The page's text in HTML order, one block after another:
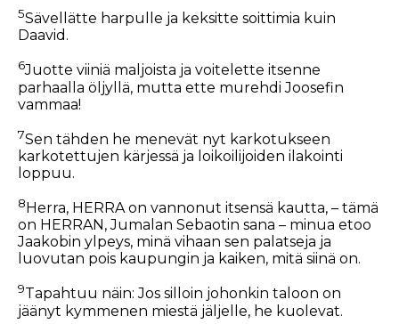
5Sävellätte harpulle ja keksitte soittimia kuin
Daavid.
6Juotte viiniä maljoista ja voitelette itsenne
parhaalla öljyllä, mutta ette murehdi Joosefin
vammaa!
7Sen tähden he menevät nyt karkotukseen
karkotettujen kärjessä ja loikoilijoiden ilakointi
loppuu.
8 Herra, HERRA on vannonut itsensä kautta, – tämä
on HERRAN, Jumalan Sebaotin sana – minua etoo
Jaakobin ylpeys, minä vihaan sen palatseja ja
luovutan pois kaupungin ja kaiken, mitä siinä on.
9Tapahtuu näin: Jos silloin johonkin taloon on
jäänyt kymmenen miestä jäljelle, he kuolevat.